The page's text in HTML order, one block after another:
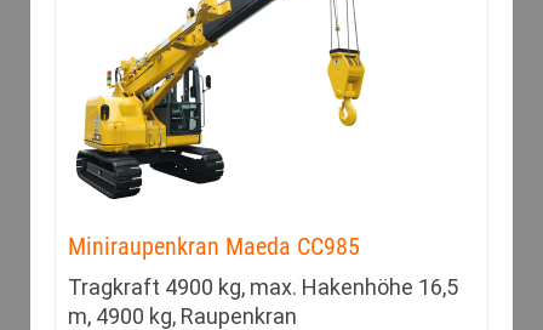
Miniraupenkran Maeda CC985
Tragkraft 4900 kg, max. Hakenhöhe 16,5
m, 4900 kg, Raupenkran